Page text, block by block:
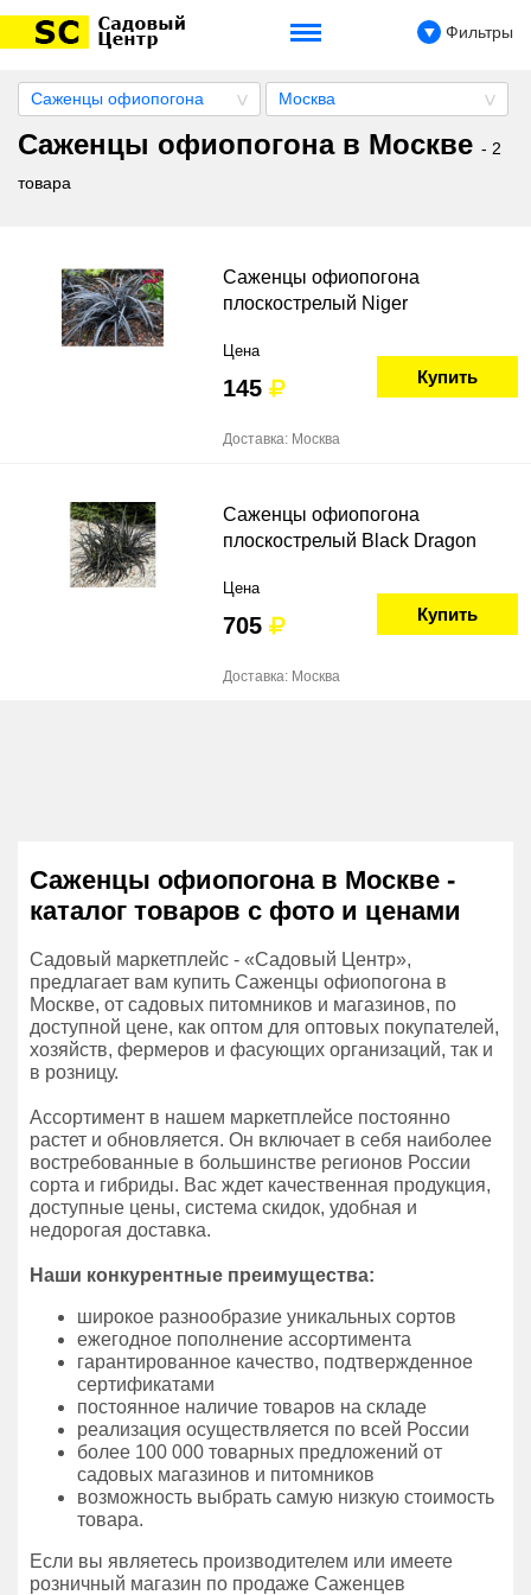
Фильтры
Саженцы офиопогона Москва
Саженцы офиопогона в Москве - 2
товара
Саженцы офиопогона
плоскострелый Niger
Цена
145 Купить
Доставка: Москва
Саженцы офиопогона
плоскострелый Black Dragon
Цена
705 Купить
Доставка: Москва
Саженцы офиопогона в Москве -
каталог товаров с фото и ценами
Садовый маркетплейс - «Садовый Центр»,
предлагает вам купить Саженцы офиопогона в
Москве, от садовых питомников и магазинов, по
доступной цене, как оптом для оптовых покупателей,
хозяйств, фермеров и фасующих организаций, так и
в розницу.
Ассортимент в нашем маркетплейсе постоянно
растет и обновляется. Он включает в себя наиболее
востребованные в большинстве регионов России
сорта и гибриды. Вас ждет качественная продукция,
доступные цены, система скидок, удобная и
недорогая доставка.
Наши конкурентные преимущества:
широкое разнообразие уникальных сортов
ежегодное пополнение ассортимента
гарантированное качество, подтвержденное
сертификатами
постоянное наличие товаров на складе
реализация осуществляется по всей России
более 100 000 товарных предложений от
садовых магазинов и питомников
возможность выбрать самую низкую стоимость
товара.
Если вы являетесь производителем или имеете
розничный магазин по продаже Саженцев